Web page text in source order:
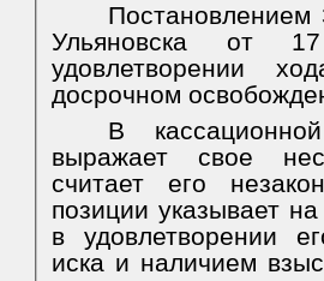
Постановлением
Ульяновска от
удовлетворении
досрочном
В
выражает свое
считает его
позиции указывает
в удовлетворении
иска и наличием